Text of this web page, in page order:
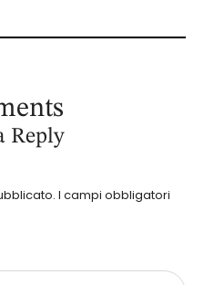
Reply
I campi obbligatori